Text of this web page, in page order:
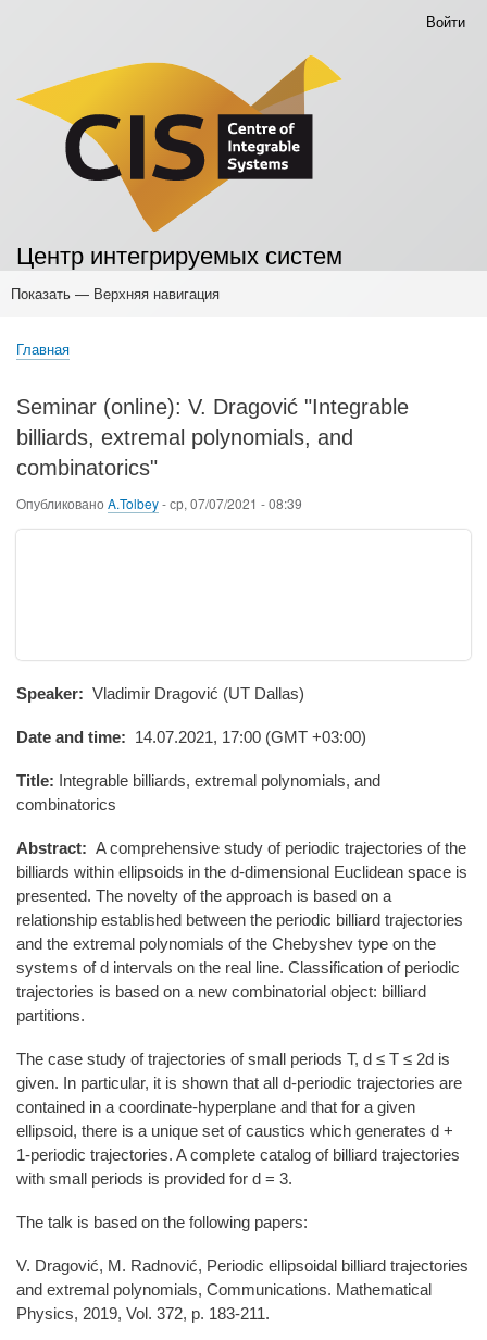
основному
содержанию
записи
пользователя
Войти
Центр интегрируемых систем
Верхняя
Показать — Верхняя навигация
Главная
Основные публикации
Конференции
Мероприятия
Научные семинары
Мероприятия для учителей
Мероприятия для школьников
Семинары для студентов
Строка
Главная
Seminar (online): V. Dragović "Integrable
billiards, extremal polynomials, and
combinatorics"
Опубликовано A.Tolbey-ср, 07/07/2021 - 08:39
Speaker: Vladimir Dragović (UT Dallas)
Date and time: 14.07.2021, 17:00 (GMT +03:00)
Title: Integrable billiards, extremal polynomials, and
combinatorics
Abstract: A comprehensive study of periodic trajectories of the
billiards within ellipsoids in the d-dimensional Euclidean space is
presented. The novelty of the approach is based on a
relationship established between the periodic billiard trajectories
and the extremal polynomials of the Chebyshev type on the
systems of d intervals on the real line. Classification of periodic
trajectories is based on a new combinatorial object: billiard
partitions.
The case study of trajectories of small periods T, d ≤ T ≤ 2d is
given. In particular, it is shown that all d-periodic trajectories are
contained in a coordinate-hyperplane and that for a given
ellipsoid, there is a unique set of caustics which generates d +
1-periodic trajectories. A complete catalog of billiard trajectories
with small periods is provided for d = 3.
The talk is based on the following papers:
V. Dragović, M. Radnović, Periodic ellipsoidal billiard trajectories
and extremal polynomials, Communications. Mathematical
Physics, 2019, Vol. 372, p. 183-211.